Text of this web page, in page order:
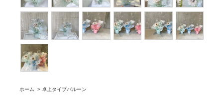
ホーム >卓上タイプバルーン